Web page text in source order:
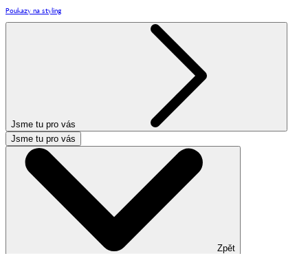
Poukazy na styling
Jsme tu pro vás
Jsme tu pro vás
Zpět